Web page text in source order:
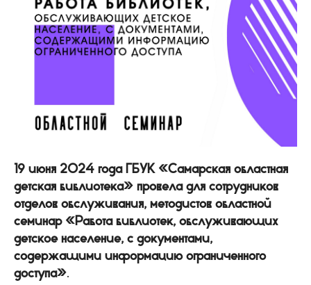
19 июня 2024 года ГБУК «Самарская областная
детская библиотека» провела для сотрудников
отделов обслуживания, методистов областной
семинар «Работа библиотек, обслуживающих
детское население, с документами,
содержащими информацию ограниченного
доступа».